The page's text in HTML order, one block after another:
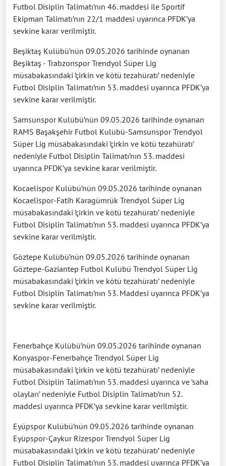
Futbol Disiplin Talimatı’nın 46. maddesi ile Sportif
Ekipman Talimatı’nın 22/1 maddesi uyarınca PFDK’ya
sevkine karar verilmiştir.
Beşiktaş Kulübü’nün 09.05.2026 tarihinde oynanan
Beşiktaş - Trabzonspor Trendyol Süper Lig
müsabakasındaki ’çirkin ve kötü tezahüratı’ nedeniyle
Futbol Disiplin Talimatı’nın 53. maddesi uyarınca PFDK’ya
sevkine karar verilmiştir.
Samsunspor Kulübü’nün 09.05.2026 tarihinde oynanan
RAMS Başakşehir Futbol Kulübü-Samsunspor Trendyol
Süper Lig müsabakasındaki ’çirkin ve kötü tezahüratı’
nedeniyle Futbol Disiplin Talimatı’nın 53. maddesi
uyarınca PFDK’ya sevkine karar verilmiştir.
Kocaelispor Kulübü’nün 09.05.2026 tarihinde oynanan
Kocaelispor-Fatih Karagümrük Trendyol Süper Lig
müsabakasındaki ’çirkin ve kötü tezahüratı’ nedeniyle
Futbol Disiplin Talimatı’nın 53. maddesi uyarınca PFDK’ya
sevkine karar verilmiştir.
Göztepe Kulübü’nün 09.05.2026 tarihinde oynanan
Göztepe-Gaziantep Futbol Kulübü Trendyol Süper Lig
müsabakasındaki ’çirkin ve kötü tezahüratı’ nedeniyle
Futbol Disiplin Talimatı’nın 53. Maddesi uyarınca PFDK’ya
sevkine karar verilmiştir.
Fenerbahçe Kulübü’nün 09.05.2026 tarihinde oynanan
Konyaspor-Fenerbahçe Trendyol Süper Lig
müsabakasındaki ’çirkin ve kötü tezahüratı’ nedeniyle
Futbol Disiplin Talimatı’nın 53. maddesi uyarınca ve ’saha
olayları’ nedeniyle Futbol Disiplin Talimatı’nın 52.
maddesi uyarınca PFDK’ya sevkine karar verilmiştir.
Eyüpspor Kulübü’nün 09.05.2026 tarihinde oynanan
Eyüpspor-Çaykur Rizespor Trendyol Süper Lig
müsabakasındaki ’çirkin ve kötü tezahüratı’ nedeniyle
Futbol Disiplin Talimatı’nın 53. maddesi uyarınca PFDK’ya